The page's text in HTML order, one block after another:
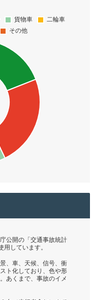
公開の「交通事故統計
しています。
、車、天候、信号、衝
ト化しており、色や形
あくまで、事故のイメ